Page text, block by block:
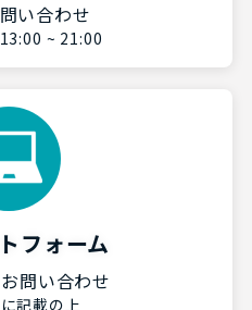
い合わせ
~ 21:00
フォーム
問い合わせ
記載の上